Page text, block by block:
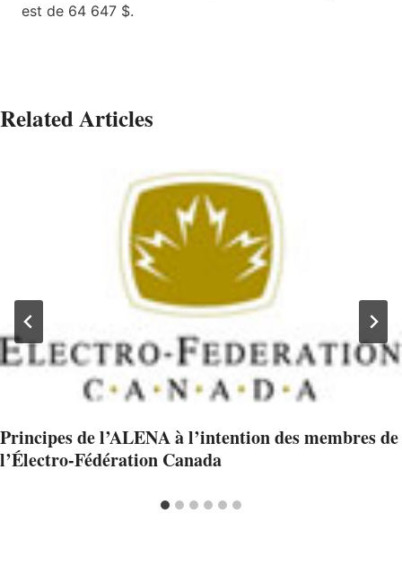
est de 64 647 $.
Related Articles
Principes de l’ALENA à l’intention des membres de
l’Électro-Fédération Canada